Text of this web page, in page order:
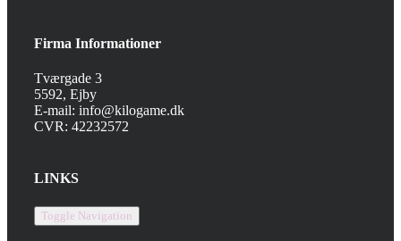
Firma Informationer
Tværgade 3
5592, Ejby
E-mail: info@kilogame.dk
CVR: 42232572
LINKS
Toggle Navigation